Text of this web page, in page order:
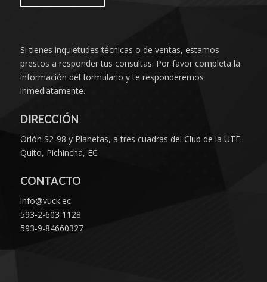
Si tienes inquietudes técnicas o de ventas, estamos
prestos a responder tus consultas. Por favor completa la
información del formulario y te responderemos
inmediatamente.
DIRECCIÓN
Orión S2-98 y Planetas, a tres cuadras del Club de la UTE
Quito, Pichincha, EC
CONTACTO
info@vuck.ec
593-2-603 1128
593-9-84660327